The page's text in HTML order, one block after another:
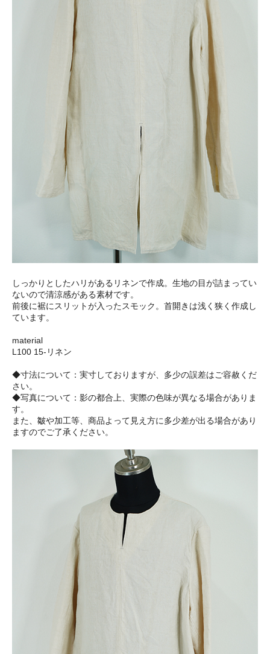
しっかりとしたハリがあるリネンで作成。生地の目が詰まってい
ないので清涼感がある素材です。
前後に裾にスリットが入ったスモック。首開きは浅く狭く作成し
ています。
material
L100 15-リネン
◆寸法について：実寸しておりますが、多少の誤差はご容赦くだ
さい。
◆写真について：影の都合上、実際の色味が異なる場合がありま
す。
また、皺や加工等、商品よって見え方に多少差が出る場合があり
ますのでご了承ください。